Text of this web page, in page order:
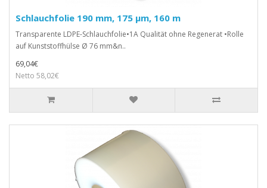
Schlauchfolie 190 mm, 175 µm, 160 m
Transparente LDPE-Schlauchfolie•1A Qualität ohne Regenerat •Rolle
auf Kunststoffhülse Ø 76 mm&n..
69,04€
Netto 58,02€